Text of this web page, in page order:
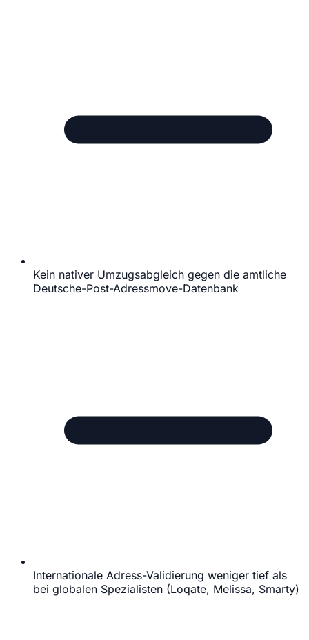
Kein nativer Umzugsabgleich gegen die amtliche
Deutsche-Post-Adressmove-Datenbank
Internationale Adress-Validierung weniger tief als
bei globalen Spezialisten (Loqate, Melissa, Smarty)